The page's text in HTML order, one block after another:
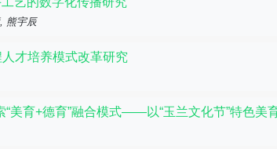
熊宇辰
才培养模式改革研究
“美育+德育”融合模式——以“玉兰文化节”特色美